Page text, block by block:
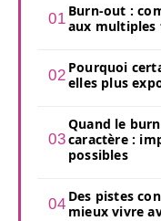
Burn-out :
aux multiples
Pourquoi
elles plus
Quand le
caractère :
possibles
Des pistes
mieux vivre